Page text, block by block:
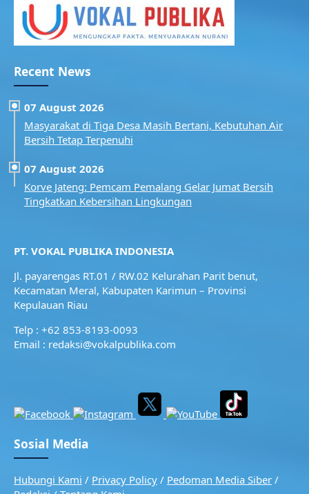
Recent News
07 August 2026
Masyarakat di Tiga Desa Masih Bertani, Kebutuhan Air
Bersih Tetap Terpenuhi
07 August 2026
Korve Jateng: Pemcam Pemalang Gelar Jumat Bersih
Tingkatkan Kebersihan Lingkungan
PT. VOKAL PUBLIKA INDONESIA
Jl. payarengas RT.01 / RW.02 Kelurahan Parit benut,
Kecamatan Meral, Kabupaten Karimun – Provinsi
Kepulauan Riau
Telp : +62 853-8193-0093
Email : redaksi@vokalpublika.com
Sosial Media
Hubungi Kami / Privacy Policy / Pedoman Media Siber /